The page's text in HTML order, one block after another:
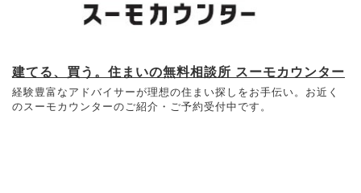
建てる、買う。住まいの無料相談所 スーモカウンター
経験豊富なアドバイサーが理想の住まい探しをお手伝い。お近く
のスーモカウンターのご紹介・ご予約受付中です。